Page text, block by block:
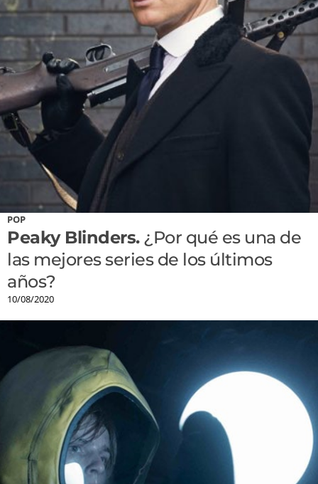
POP
Peaky Blinders.¿Por qué es una de
las mejores series de los últimos
años?
10/08/2020